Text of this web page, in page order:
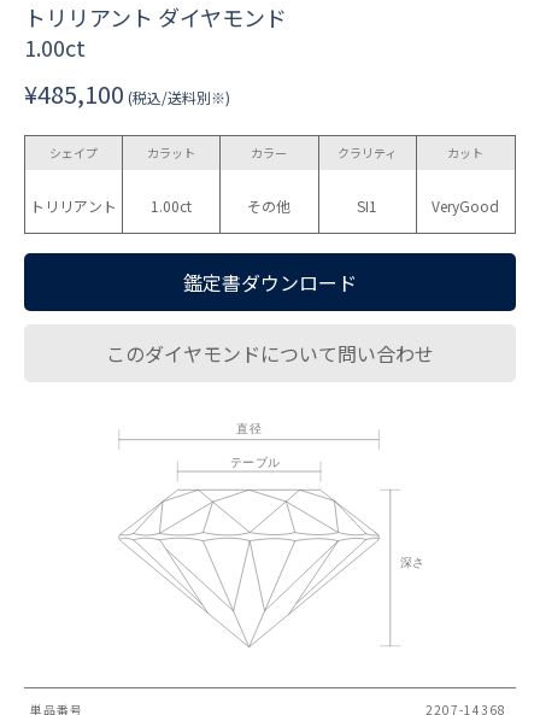
トリリアント ダイヤモンド
1.00ct
¥485,100 (税込/送料別※)
シェイプ
トリリアント
カラット
1.00ct
カラー
その他
クラリティ
SI1
カット
VeryGood
鑑定書ダウンロード
このダイヤモンドについて問い合わせ
単品番号 2207-14368